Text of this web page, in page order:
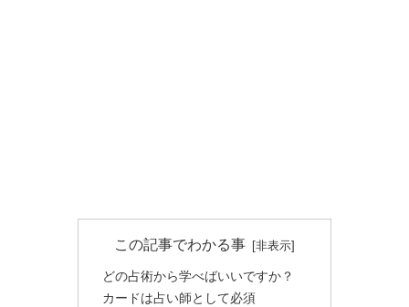
この記事でわかる事
どの占術から学べばいいですか？
カードは占い師として必須